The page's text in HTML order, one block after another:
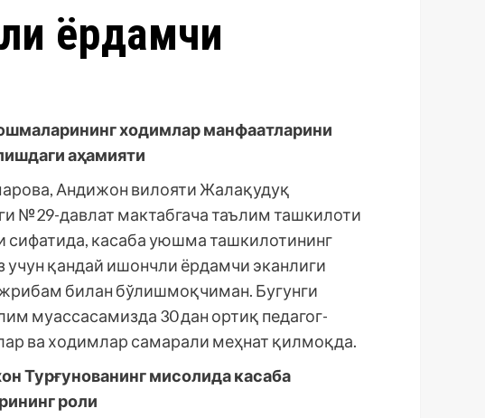
ёрдамчи
ходимлар манфаатларини
аҳамияти
Андижон вилояти Жалақудуқ
№29-давлат мактабгача таълим ташкилоти
сифатида, касаба уюшма ташкилотининг
қандай ишончли ёрдамчи эканлиги
билан бўлишмоқчиман. Бугунги
муассасамизда 30 дан ортиқ педагог-
ва ходимлар самарали меҳнат қилмоқда.
Турғунованинг мисолида касаба
роли